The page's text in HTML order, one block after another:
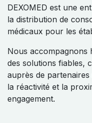
DEXOMED est une
la distribution de
médicaux pour les
Nous accompagnons
des solutions fiables,
auprès de
la réactivité et la
engagement.